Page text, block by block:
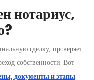
нотариус,
сделку, проверяет
собственности. Вот
документы и этапы.